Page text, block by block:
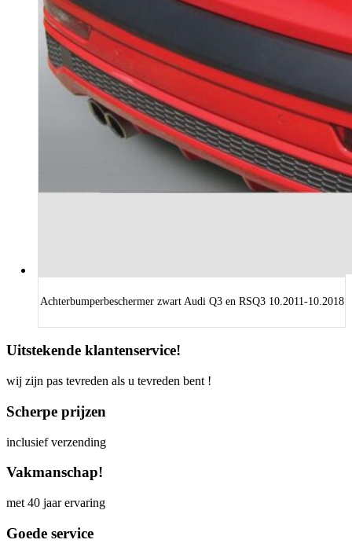
Achterbumperbeschermer zwart Audi Q3 en RSQ3 10.2011-10.2018
Uitstekende klantenservice!
wij zijn pas tevreden als u tevreden bent !
Scherpe prijzen
inclusief verzending
Vakmanschap!
met 40 jaar ervaring
Goede service